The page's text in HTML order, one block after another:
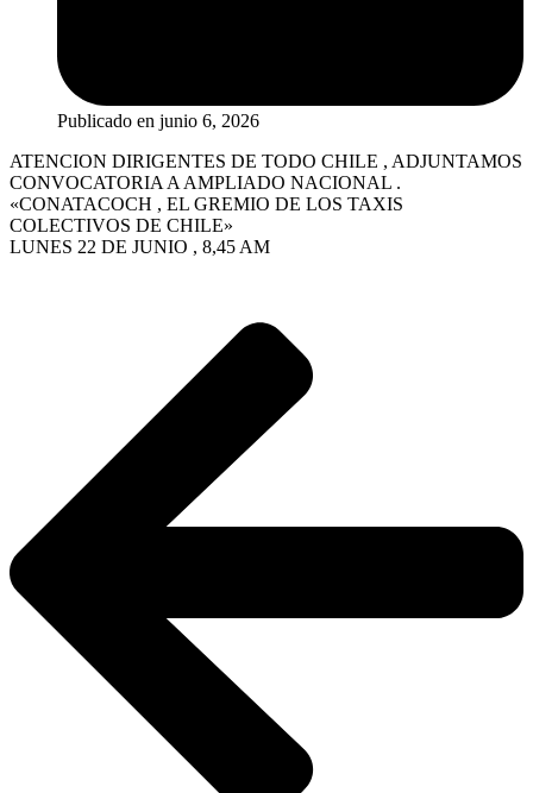
Publicado en junio 6, 2026
ATENCION DIRIGENTES DE TODO CHILE , ADJUNTAMOS
CONVOCATORIA A AMPLIADO NACIONAL .
«CONATACOCH , EL GREMIO DE LOS TAXIS
COLECTIVOS DE CHILE»
LUNES 22 DE JUNIO , 8,45 AM